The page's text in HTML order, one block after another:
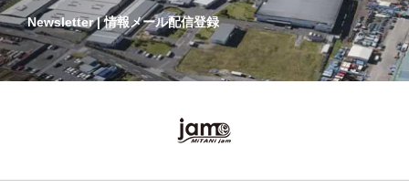
Newsletter | 情報メール配信登録